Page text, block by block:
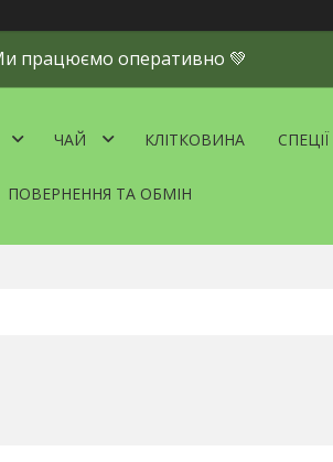
працюємо оперативно 💚
ЧАЙ КЛІТКОВИНА СПЕЦІЇ
ПОВЕРНЕННЯ ТА ОБМІН